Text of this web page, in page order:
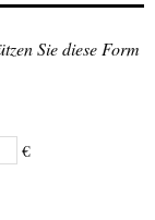
Sie diese Form
€